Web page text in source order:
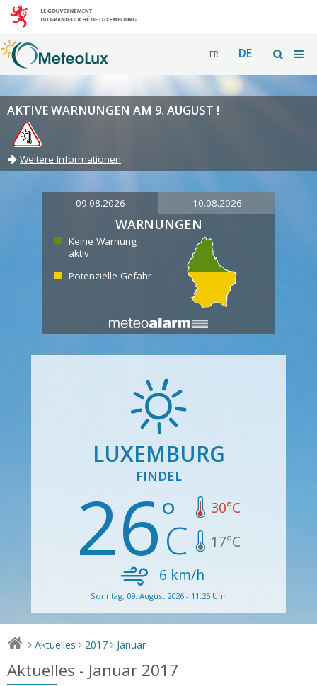
FR DE
AKTIVE WARNUNGEN AM 9. AUGUST !
Weitere Informationen
09.08.2026 10.08.2026
WARNUNGEN
Keine Warnung
aktiv
Potenzielle Gefahr
LUXEMBURG
FINDEL
26 30°C
17°C
6 km/h
Sonntag, 09. August 2026 - 11:25 Uhr
> Aktuelles > 2017 > Januar
Aktuelles - Januar 2017